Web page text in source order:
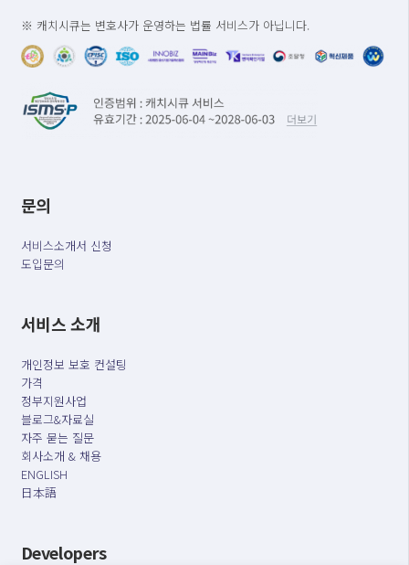
※ 캐치시큐는 변호사가 운영하는 법률 서비스가 아닙니다.
문의
서비스소개서 신청
도입문의
서비스 소개
개인정보 보호 컨설팅
가격
정부지원사업
블로그&자료실
자주 묻는 질문
회사소개 & 채용
ENGLISH
日本語
Developers